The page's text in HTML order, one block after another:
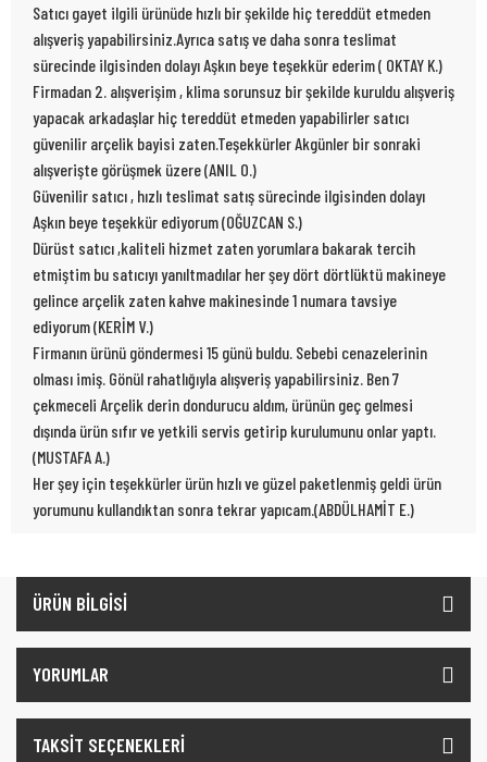
Satıcı gayet ilgili ürünüde hızlı bir şekilde hiç tereddüt etmeden
alışveriş yapabilirsiniz.Ayrıca satış ve daha sonra teslimat
sürecinde ilgisinden dolayı Aşkın beye teşekkür ederim ( OKTAY K.)
Firmadan 2. alışverişim , klima sorunsuz bir şekilde kuruldu alışveriş
yapacak arkadaşlar hiç tereddüt etmeden yapabilirler satıcı
güvenilir arçelik bayisi zaten.Teşekkürler Akgünler bir sonraki
alışverişte görüşmek üzere (ANIL O.)
Güvenilir satıcı , hızlı teslimat satış sürecinde ilgisinden dolayı
Aşkın beye teşekkür ediyorum (OĞUZCAN S.)
Dürüst satıcı ,kaliteli hizmet zaten yorumlara bakarak tercih
etmiştim bu satıcıyı yanıltmadılar her şey dört dörtlüktü makineye
gelince arçelik zaten kahve makinesinde 1 numara tavsiye
ediyorum (KERİM V.)
Firmanın ürünü göndermesi 15 günü buldu. Sebebi cenazelerinin
olması imiş. Gönül rahatlığıyla alışveriş yapabilirsiniz. Ben 7
çekmeceli Arçelik derin dondurucu aldım, ürünün geç gelmesi
dışında ürün sıfır ve yetkili servis getirip kurulumunu onlar yaptı.
(MUSTAFA A.)
Her şey için teşekkürler ürün hızlı ve güzel paketlenmiş geldi ürün
yorumunu kullandıktan sonra tekrar yapıcam.(ABDÜLHAMİT E.)
ÜRÜN BİLGİSİ
YORUMLAR
TAKSİT SEÇENEKLERİ